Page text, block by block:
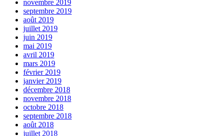
novembre 2019
septembre 2019
août 2019
juillet 2019
juin 2019
mai 2019
avril 2019
mars 2019
février 2019
janvier 2019
décembre 2018
novembre 2018
octobre 2018
septembre 2018
août 2018
juillet 2018